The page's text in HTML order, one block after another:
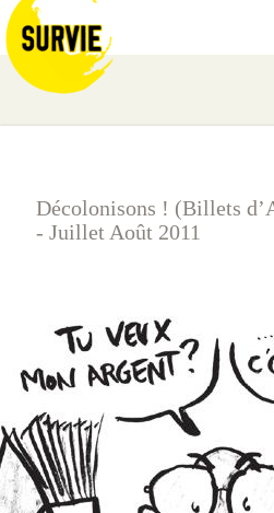
Décolonisons ! (Billets
- Juillet Août 2011